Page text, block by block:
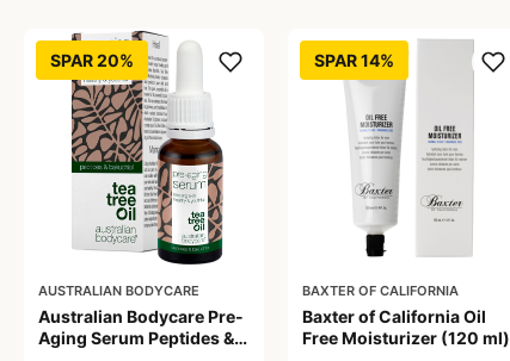
SPAR 20%
AUSTRALIAN BODYCARE
Australian Bodycare Pre-
Aging Serum Peptides &
SPAR 14%
BAXTER OF CALIFORNIA
Baxter of California Oil
Free Moisturizer (120 ml)